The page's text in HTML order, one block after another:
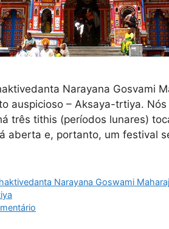
Narayana Gosvami
auspicioso – Aksaya-trtiya.
três tithis (períodos lunares)
aberta e, portanto, um festival
Narayana Goswami Maharaj